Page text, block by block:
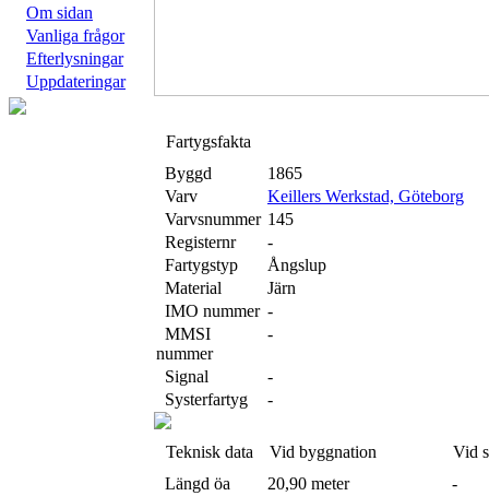
Om sidan
Vanliga frågor
Efterlysningar
Uppdateringar
Fartygsfakta
Byggd
1865
Varv
Keillers Werkstad, Göteborg
Varvsnummer 145
Registernr
-
Fartygstyp
Ångslup
Material
Järn
IMO nummer -
MMSI
nummer
-
Signal
-
Systerfartyg
-
Teknisk data Vid byggnation
Vid
Längd öa
20,90 meter
-